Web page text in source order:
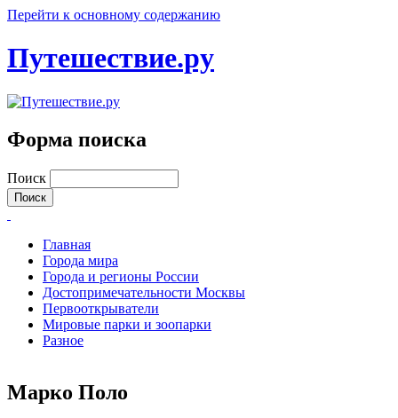
Перейти к основному содержанию
Путешествие.ру
Форма поиска
Поиск
Главная
Города мира
Города и регионы России
Достопримечательности Москвы
Первооткрыватели
Мировые парки и зоопарки
Разное
Марко Поло